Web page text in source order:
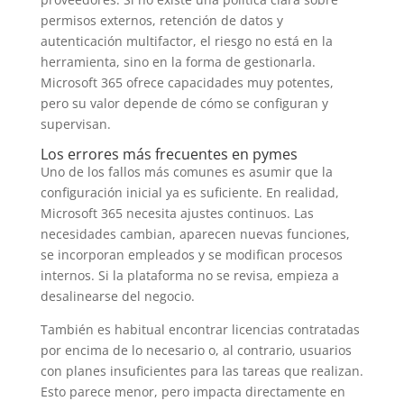
permisos externos, retención de datos y
autenticación multifactor, el riesgo no está en la
herramienta, sino en la forma de gestionarla.
Microsoft 365 ofrece capacidades muy potentes,
pero su valor depende de cómo se configuran y
supervisan.
Los errores más frecuentes en pymes
Uno de los fallos más comunes es asumir que la
configuración inicial ya es suficiente. En realidad,
Microsoft 365 necesita ajustes continuos. Las
necesidades cambian, aparecen nuevas funciones,
se incorporan empleados y se modifican procesos
internos. Si la plataforma no se revisa, empieza a
desalinearse del negocio.
También es habitual encontrar licencias contratadas
por encima de lo necesario o, al contrario, usuarios
con planes insuficientes para las tareas que realizan.
Esto parece menor, pero impacta directamente en